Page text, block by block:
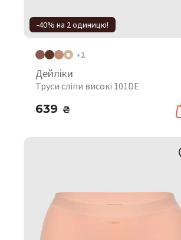
-40% на 2 одиницю!
+2
Дейліки
Труси сліпи високі 101DE
639 ₴